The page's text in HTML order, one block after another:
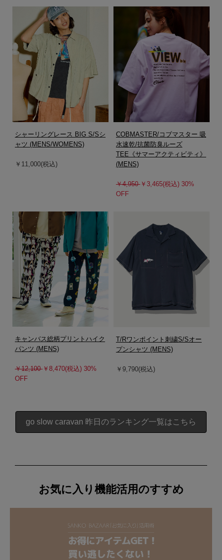
シャーリングレース BIG S/Sシ
ャツ (MENS/WOMENS)
￥11,000(税込)
COBMASTER/コブマスター 吸
水速乾/抗菌防臭ルーズ
TEE《サマーアクティビティ》
(MENS)
￥4,950 ￥3,465(税込) 30%
OFF
キャンバス総柄プリントハイク
パンツ (MENS)
￥12,100 ￥8,470(税込) 30%
OFF
T/Rワンポイント刺繍S/Sオー
プンシャツ (MENS)
￥9,790(税込)
go slow caravan 昨日のランキング一覧はこちら
お気に入り機能活用のすすめ